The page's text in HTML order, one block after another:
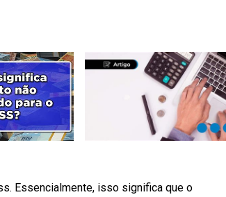
Essencialmente, isso significa que o